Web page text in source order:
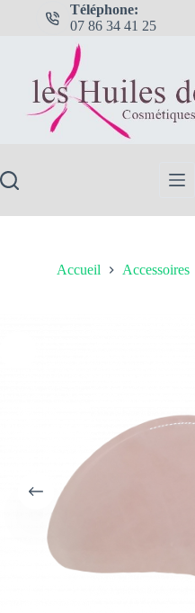
Téléphone:
07 86 34 41 25
Accueil Accessoires